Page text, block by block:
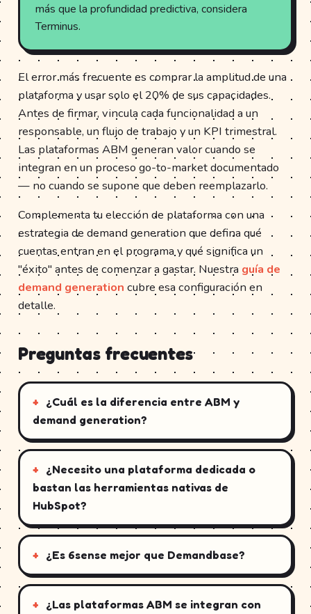
más que la profundidad predictiva, considera
Terminus.
El error más frecuente es comprar la amplitud de una
plataforma y usar solo el 20% de sus capacidades.
Antes de firmar, vincula cada funcionalidad a un
responsable, un flujo de trabajo y un KPI trimestral.
Las plataformas ABM generan valor cuando se
integran en un proceso go-to-market documentado
— no cuando se supone que deben reemplazarlo.
Complementa tu elección de plataforma con una
estrategia de demand generation que defina qué
cuentas entran en el programa y qué significa un
"éxito" antes de comenzar a gastar. Nuestra guía de
demand generation cubre esa configuración en
detalle.
Preguntas frecuentes
¿Cuál es la diferencia entre ABM y
demand generation?
¿Necesito una plataforma dedicada o
bastan las herramientas nativas de
HubSpot?
¿Es 6sense mejor que Demandbase?
¿Las plataformas ABM se integran con